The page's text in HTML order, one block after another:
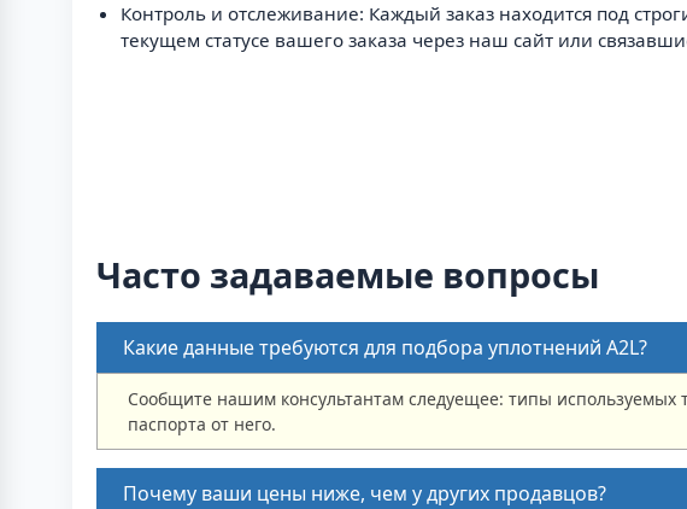
Контроль и отслеживание: Каждый заказ находится под
текущем статусе вашего заказа через наш сайт или
Часто задаваемые вопросы
Какие данные требуются для подбора уплотнений A2L?
Сообщите нашим консультантам следуещее: типы используемых
паспорта от него.
Почему ваши цены ниже, чем у других продавцов?